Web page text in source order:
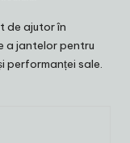
de ajutor în
a jantelor pentru
performanței sale.